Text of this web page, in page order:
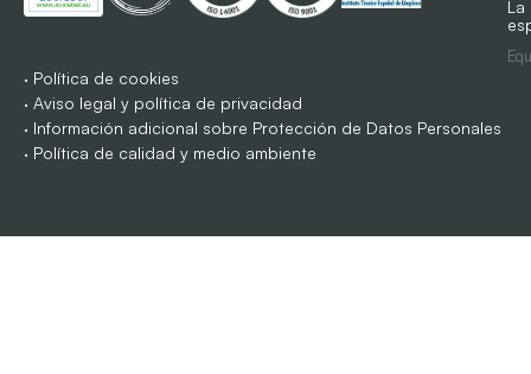
· Política de cookies
· Aviso legal y política de privacidad
· Información adicional sobre Protección de Datos Personales
· Política de calidad y medio ambiente